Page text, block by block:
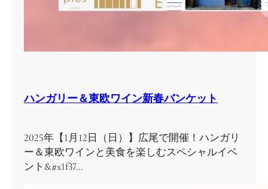
ハンガリー＆東欧ワイン新春バンケット
2025年【1月12日（日）】広尾で開催！ハンガリ
ー＆東欧ワインと美食を楽しむスペシャルイベ
ント&#x1f37…